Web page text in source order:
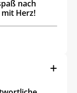
nach
Herz!